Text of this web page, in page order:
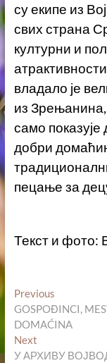
су екипе из
свих страна
културни и
владало је
из
само показује
добри
пецање за
Текст и фото:
Кретање
чланка
PreviousPrevious
post:
GOSPOĐINCI,
DOMAĆINA
NextNext
post:
У АРХИВУ